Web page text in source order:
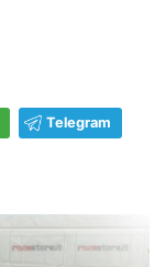
Telegram